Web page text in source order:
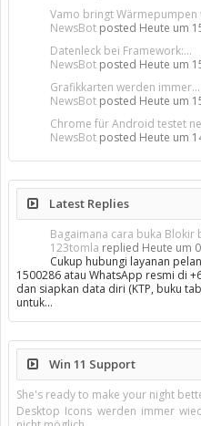
Vamo bringt Wärmepumpen
NewsBot posted Heute um
Datenleck bei Framework:...
NewsBot posted Heute um
Grafikkarten werden immer...
NewsBot posted Heute um
Chrome für Android testet
NewsBot posted Heute um
Latest Replies
Bagaimana cara buka Blokir
123tomla replied Heute um
Cukup hubungi layanan
1500286 atau WhatsApp resmi di
dan siapkan data diri (KTP, buku
untuk…
Win 11 Support
She's ready to make your night
Desktop Icons werden immer